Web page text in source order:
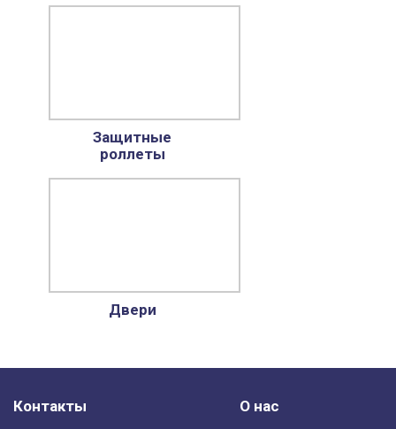
Защитные
роллеты
Двери
Контакты О нас